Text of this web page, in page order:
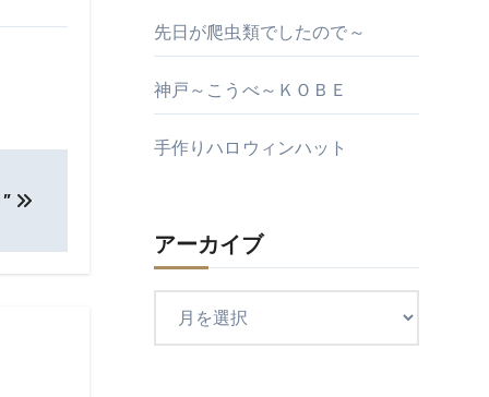
先日が爬虫類でしたので～
神戸～こうべ～ＫＯＢＥ
手作りハロウィンハット
アーカイブ